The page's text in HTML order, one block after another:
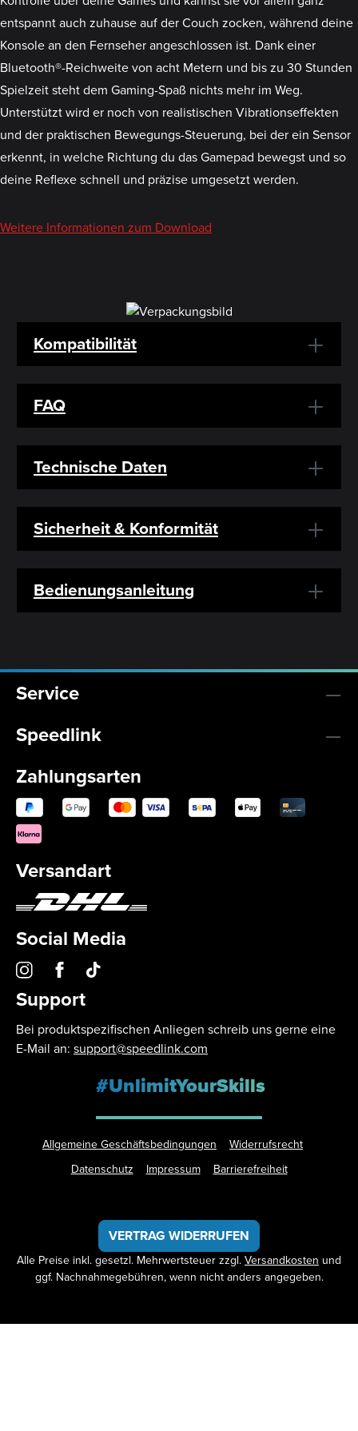
entspannt auch zuhause auf der Couch zocken, während deine
Konsole an den Fernseher angeschlossen ist. Dank einer
Bluetooth®-Reichweite von acht Metern und bis zu 30 Stunden
Spielzeit steht dem Gaming-Spaß nichts mehr im Weg.
Unterstützt wird er noch von realistischen Vibrationseffekten
und der praktischen Bewegungs-Steuerung, bei der ein Sensor
erkennt, in welche Richtung du das Gamepad bewegst und so
deine Reflexe schnell und präzise umgesetzt werden.
Weitere Informationen zum Download
Kompatibilität
FAQ
Technische Daten
Sicherheit & Konformität
Bedienungsanleitung
Service
Speedlink
Zahlungsarten
Versandart
Social Media
Support
Bei produktspezifischen Anliegen schreib uns gerne eine
E-Mail an: support@speedlink.com
#UnlimitYourSkills
Allgemeine Geschäftsbedingungen
Widerrufsrecht
Datenschutz
Impressum Barrierefreiheit
VERTRAG WIDERRUFEN
Alle Preise inkl. gesetzl. Mehrwertsteuer zzgl.Versandkosten und
ggf. Nachnahmegebühren, wenn nicht anders angegeben.